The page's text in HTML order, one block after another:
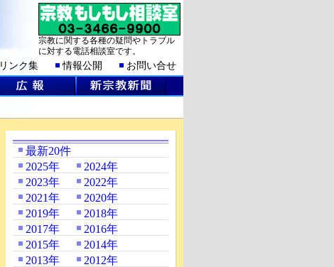
宗教に関する各種の疑問やトラブル
に対する電話相談室です。
お問い合せ
情報公開
リンク集
最新20件
2025年
2024年
2023年
2022年
2021年
2020年
2019年
2018年
2017年
2016年
2015年
2014年
2013年
2012年